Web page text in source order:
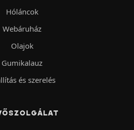
Hóláncok
Webáruház
Olajok
Gumikalauz
és szerelés